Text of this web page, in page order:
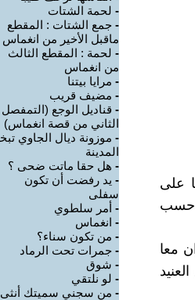
على
،حسب
معا
- لحمة الشتات
- جمع الشتات : المقطع
ماقبل الأخير من انغماس
- لحمة : المقطع الثالث
من انغماس
- مرايا بيتنا
- مضيف قريب
- قناديل الوجع (التمفصل
الثاني من قصة انغماس)
- موزونة ديال الجاوي
المدينة
- هل حقا ماتت ضحى ؟
- يد رفضت أن تكون
سفلى
- أمر سلطوي
- انغماس
- من تكون سناء؟
- جمرات تحت الرماد
- شوق
- لو نلتقي
- من سجني سميتك أنثى